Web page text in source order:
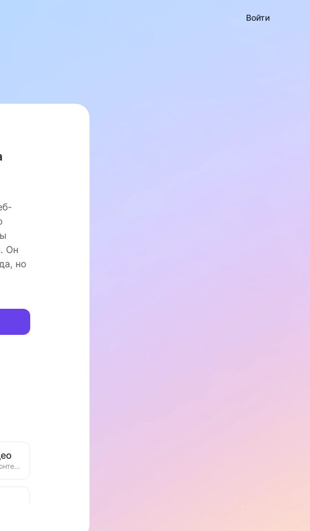
Войти
Он
но
Эффективный инструмент для извлечения видео-контента с веб-страниц, который может быстро сканировать страницы и организовывать информацию о видео в структурированную таблицу Markdown.